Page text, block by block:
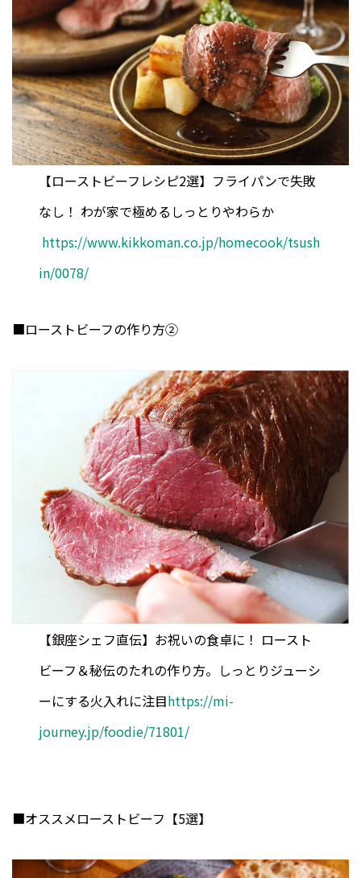
【ローストビーフレシピ2選】フライパンで失敗
なし！ わが家で極めるしっとりやわらか
https://www.kikkoman.co.jp/homecook/tsush
in/0078/
■ローストビーフの作り方②
【銀座シェフ直伝】お祝いの食卓に！ ロースト
ビーフ＆秘伝のたれの作り方。しっとりジューシ
ーにする火入れに注目https://mi-
journey.jp/foodie/71801/
■オススメローストビーフ【5選】